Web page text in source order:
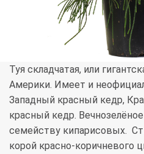
Туя складчатая, или
Америки. Имеет и
Западный красный кедр,
красный кедр.
семейству кипарисовых.
корой красно-коричневого